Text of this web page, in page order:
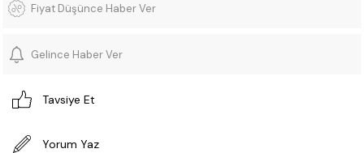
Fiyat Düşünce Haber Ver
Gelince Haber Ver
Tavsiye Et
Yorum Yaz